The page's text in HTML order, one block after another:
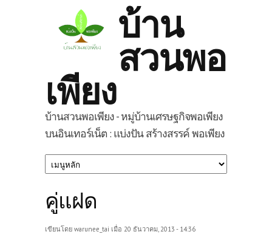
บ้าน
สวนพอ
เพียง
บ้านสวนพอเพียง - หมู่บ้านเศรษฐกิจพอเพียง
บนอินเทอร์เน็ต : แบ่งปัน สร้างสรรค์ พอเพียง
คู่แฝด
เขียนโดย warunee_tai เมื่อ 20 ธันวาคม, 2013 - 14:36